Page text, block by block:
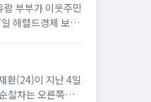
부부가 이웃주민
헤럴드경제 보도
환(24)이 지난 4일
찰차는 오른쪽으